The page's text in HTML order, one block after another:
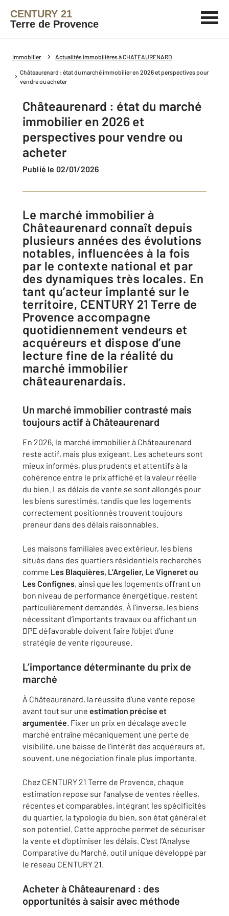
CENTURY 21
Terre de Provence
Immobilier Actualités immobilières à CHATEAURENARD
Châteaurenard : état du marché immobilier en 2026 et perspectives pour
vendre ou acheter
Châteaurenard : état du marché
immobilier en 2026 et
perspectives pour vendre ou
acheter
Publié le 02/01/2026
Le marché immobilier à
Châteaurenard connaît depuis
plusieurs années des évolutions
notables, influencées à la fois
par le contexte national et par
des dynamiques très locales. En
tant qu’acteur implanté sur le
territoire, CENTURY 21 Terre de
Provence accompagne
quotidiennement vendeurs et
acquéreurs et dispose d’une
lecture fine de la réalité du
marché immobilier
châteaurenardais.
Un marché immobilier contrasté mais
toujours actif à Châteaurenard
En 2026, le marché immobilier à Châteaurenard
reste actif, mais plus exigeant. Les acheteurs sont
mieux informés, plus prudents et attentifs à la
cohérence entre le prix affiché et la valeur réelle
du bien. Les délais de vente se sont allongés pour
les biens surestimés, tandis que les logements
correctement positionnés trouvent toujours
preneur dans des délais raisonnables.
Les maisons familiales avec extérieur, les biens
situés dans des quartiers résidentiels recherchés
comme Les Blaquières, L’Argelier, Le Vigneret ou
Les Confignes, ainsi que les logements offrant un
bon niveau de performance énergétique, restent
particulièrement demandés. À l’inverse, les biens
nécessitant d’importants travaux ou affichant un
DPE défavorable doivent faire l’objet d’une
stratégie de vente rigoureuse.
L’importance déterminante du prix de
marché
À Châteaurenard, la réussite d’une vente repose
avant tout sur une estimation précise et
argumentée. Fixer un prix en décalage avec le
marché entraîne mécaniquement une perte de
visibilité, une baisse de l’intérêt des acquéreurs et,
souvent, une négociation finale plus importante.
Chez CENTURY 21 Terre de Provence, chaque
estimation repose sur l’analyse de ventes réelles,
récentes et comparables, intégrant les spécificités
du quartier, la typologie du bien, son état général et
son potentiel. Cette approche permet de sécuriser
la vente et d’optimiser les délais. C'est l'Analyse
Comparative du Marché, outil unique développé par
le réseau CENTURY 21.
Acheter à Châteaurenard : des
opportunités à saisir avec méthode